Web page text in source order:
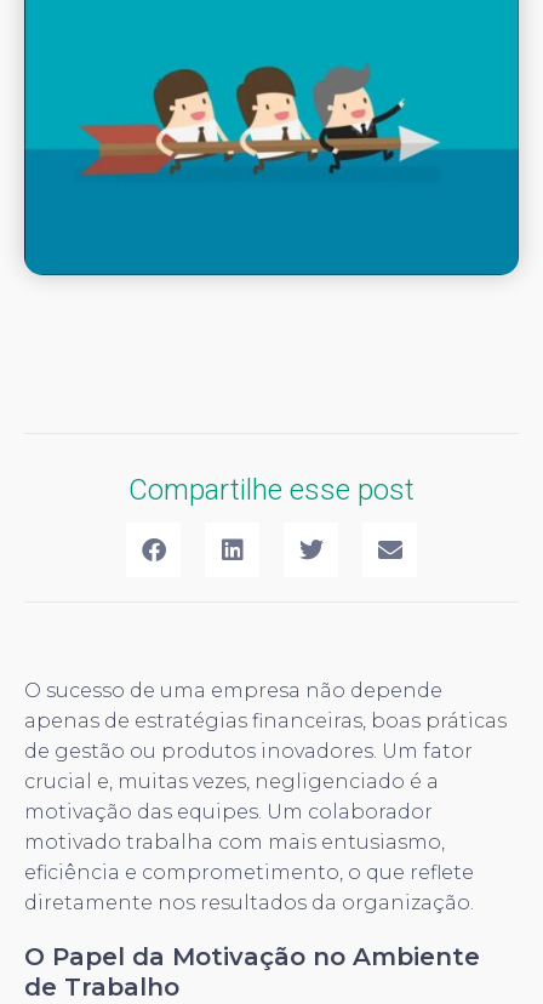
Compartilhe esse post
O sucesso de uma empresa não depende
apenas de estratégias financeiras, boas práticas
de gestão ou produtos inovadores. Um fator
crucial e, muitas vezes, negligenciado é a
motivação das equipes. Um colaborador
motivado trabalha com mais entusiasmo,
eficiência e comprometimento, o que reflete
diretamente nos resultados da organização.
O Papel da Motivação no Ambiente
de Trabalho